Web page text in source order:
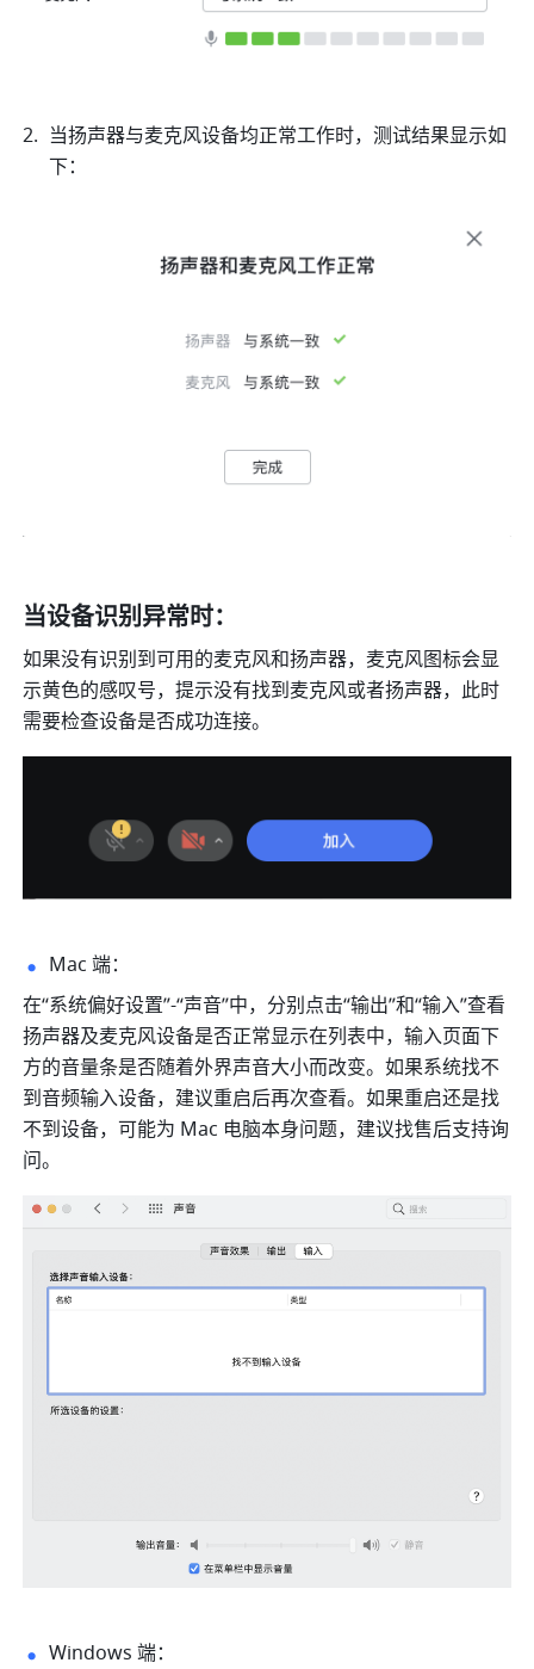
当扬声器与麦克风设备均正常工作时，测试结果显示如
下：
当设备识别异常时：
如果没有识别到可用的麦克风和扬声器，麦克风图标会显
示黄色的感叹号，提示没有找到麦克风或者扬声器，此时
需要检查设备是否成功连接。
Mac 端：
在“系统偏好设置”-“声音”中，分别点击“输出”和“输入”查看
扬声器及麦克风设备是否正常显示在列表中，输入页面下
方的音量条是否随着外界声音大小而改变。如果系统找不
到音频输入设备，建议重启后再次查看。如果重启还是找
不到设备，可能为 Mac 电脑本身问题，建议找售后支持询
问。
Windows 端：